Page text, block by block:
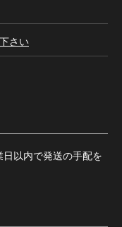
さい
以内で発送の手配を